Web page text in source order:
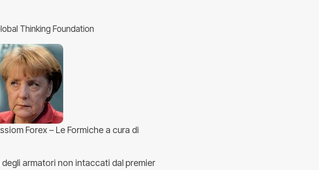
Thinking Foundation
Forex – Le Formiche a cura di
armatori non intaccati dal premier